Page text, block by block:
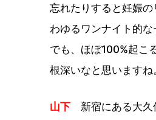
忘れたりすると妊娠
わゆるワンナイト的
でも、ほぼ100%起こ
根深いなと思いますね
山下 新宿にある大久